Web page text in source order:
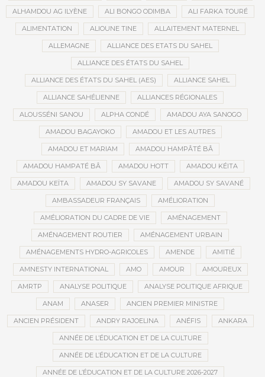
ALHAMDOU AG ILYÈNE ALI BONGO ODIMBA ALI FARKA TOURÉ
ALIMENTATION ALIOUNE TINE ALLAITEMENT MATERNEL
ALLEMAGNE ALLIANCE DES ETATS DU SAHEL
ALLIANCE DES ÉTATS DU SAHEL
ALLIANCE DES ÉTATS DU SAHEL (AES) ALLIANCE SAHEL
ALLIANCE SAHÉLIENNE ALLIANCES RÉGIONALES
ALOUSSÉNI SANOU ALPHA CONDÉ AMADOU AYA SANOGO
AMADOU BAGAYOKO AMADOU ET LES AUTRES
AMADOU ET MARIAM AMADOU HAMPÂTÉ BÂ
AMADOU HAMPATÉ BÂ AMADOU HOTT AMADOU KÉITA
AMADOU KEÏTA AMADOU SY SAVANE AMADOU SY SAVANÉ
AMBASSADEUR FRANÇAIS AMÉLIORATION
AMÉLIORATION DU CADRE DE VIE AMÉNAGEMENT
AMÉNAGEMENT ROUTIER AMÉNAGEMENT URBAIN
AMÉNAGEMENTS HYDRO-AGRICOLES AMENDE AMITIÉ
AMNESTY INTERNATIONAL AMO AMOUR AMOUREUX
AMRTP ANALYSE POLITIQUE ANALYSE POLITIQUE AFRIQUE
ANAM ANASER ANCIEN PREMIER MINISTRE
ANCIEN PRÉSIDENT ANDRY RAJOELINA ANÉFIS ANKARA
ANNÉE DE L’ÉDUCATION ET DE LA CULTURE
ANNÉE DE L’ÉDUCATION ET DE LA CULTURE
ANNÉE DE L’ÉDUCATION ET DE LA CULTURE 2026-2027